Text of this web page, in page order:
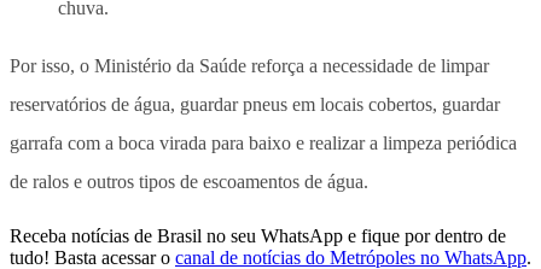
chuva.
Por isso, o Ministério da Saúde reforça a necessidade de limpar
reservatórios de água, guardar pneus em locais cobertos, guardar
garrafa com a boca virada para baixo e realizar a limpeza periódica
de ralos e outros tipos de escoamentos de água.
Receba notícias de Brasil no seu WhatsApp e fique por dentro de
tudo! Basta acessar o canal de notícias do Metrópoles no WhatsApp.